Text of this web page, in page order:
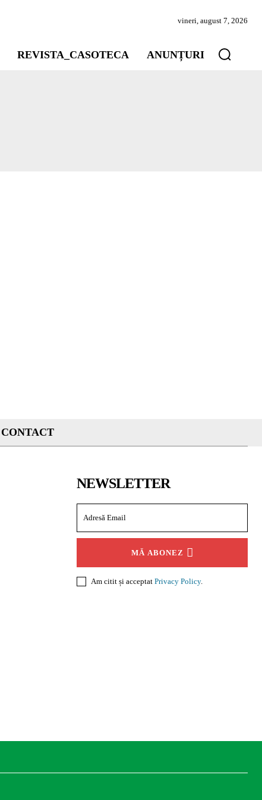
vineri, august 7, 2026
REVISTA_CASOTECA ANUNȚURI
CONTACT
NEWSLETTER
MĂ ABONEZ
Am citit și acceptat Privacy Policy.